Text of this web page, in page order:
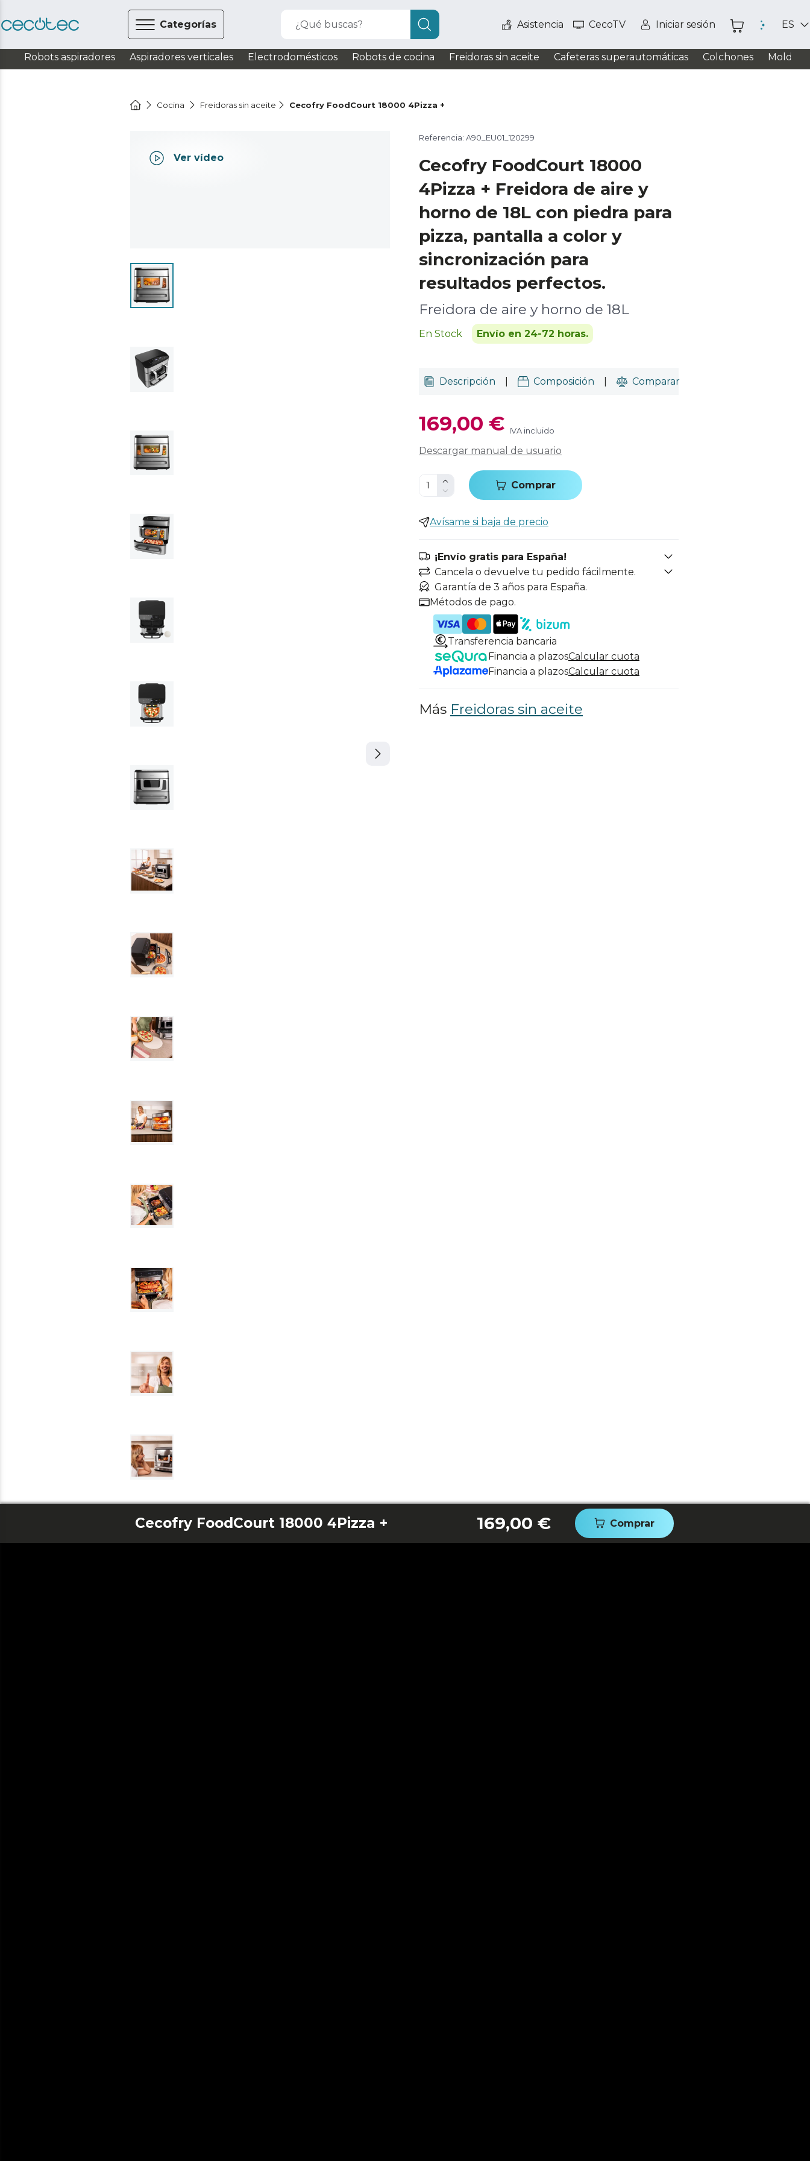
Categorías ¿Qué buscas? Asistencia CecoTV Iniciar sesión ES
Robots aspiradores Aspiradores verticales Electrodomésticos Robots de cocina Freidoras sin aceite Cafeteras superautomáticas Colchones
Cocina Freidoras sin aceite Cecofry FoodCourt 18000 4Pizza +
Ver vídeo
Referencia: A90_EU01_120299
Cecofry FoodCourt 18000
4Pizza + Freidora de aire y
horno de 18L con piedra para
pizza, pantalla a color y
sincronización para
resultados perfectos.
Freidora de aire y horno de 18L
En Stock Envío en 24-72 horas.
Descripción Composición Comparar
169,00 € IVA incluido
Descargar manual de usuario
Comprar
Avísame si baja de precio
¡Envío gratis para España!
Cancela o devuelve tu pedido fácilmente.
Garantía de 3 años para España.
Métodos de pago.
Transferencia bancaria
Financia a plazosCalcular cuota
Financia a plazosCalcular cuota
Más Freidoras sin aceite
Cecofry FoodCourt 18000 4Pizza + 169,00 € Comprar